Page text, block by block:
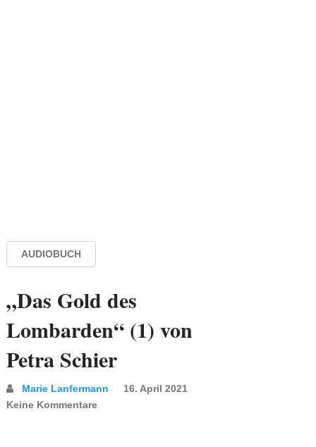
AUDIOBUCH
„Das Gold des
Lombarden“ (1) von
Petra Schier
Marie Lanfermann
16. April 2021
Keine Kommentare